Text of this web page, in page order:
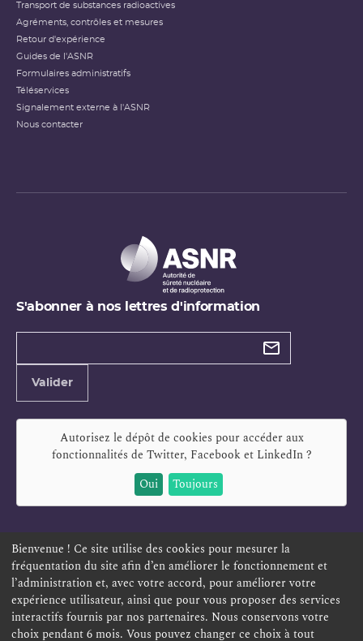
Transport de substances radioactives
Agréments, contrôles et mesures
Retour d'expérience
Guides de l'ASNR
Formulaires administratifs
Téléservices
Signalement externe à l'ASNR
Nous contacter
S'abonner à nos lettres d'information
Types de
Valider
Autorisez le dépôt de cookies pour accéder aux
fonctionnalités de Twitter, Facebook et LinkedIn?
Oui
Toujours
ESPACE PERSONNEL OFFRES D'EMPLOI SIGNALEMENT
TÉLÉSERVICES PLAN DU SITE
ACCESSIBILITÉ POLITIQUE DE CONFIDENTIALITÉ
MENTIONS LÉGALES CONTACT
Bienvenue ! Ce site utilise des cookies pour mesurer la
fréquentation du site afin d’en améliorer le fonctionnement et
l’administration et, avec votre accord, pour améliorer votre
expérience utilisateur, ainsi que pour vous proposer des services
interactifs fournis par nos partenaires. Nous conservons votre
choix pendant 6 mois. Vous pouvez changer ce choix à tout